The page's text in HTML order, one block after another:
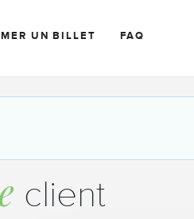
UN BILLET FAQ
client